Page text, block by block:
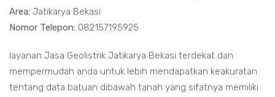
Area: Jatikarya Bekasi
Nomor Telepon: 082157195925
layanan Jasa Geolistrik Jatikarya Bekasi terdekat dan
mempermudah anda untuk lebih mendapatkan keakuratan
tentang data batuan dibawah tanah yang sifatnya memiliki